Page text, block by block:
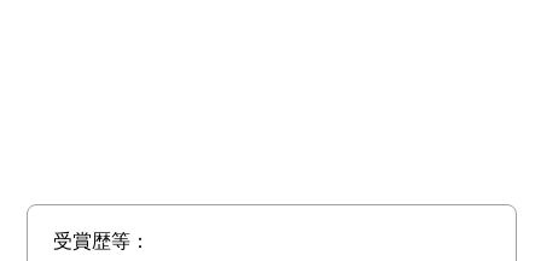
受賞歴等：